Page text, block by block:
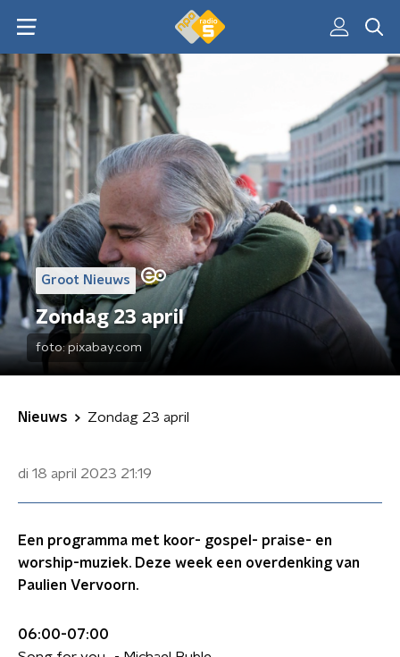
Groot Nieuws
Zondag 23 april
foto:pixabay.com
Nieuws Zondag 23 april
di 18 april 2023 21:19
Een programma met koor- gospel- praise- en
worship-muziek. Deze week een overdenking van
Paulien Vervoorn.
06:00-07:00